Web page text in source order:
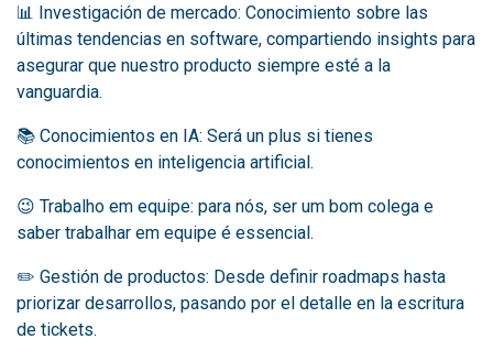
📊 Investigación de mercado: Conocimiento sobre las
últimas tendencias en software, compartiendo insights para
asegurar que nuestro producto siempre esté a la
vanguardia.
📚 Conocimientos en IA: Será un plus si tienes
conocimientos en inteligencia artificial.
😉 Trabalho em equipe: para nós, ser um bom colega e
saber trabalhar em equipe é essencial.
✏️ Gestión de productos: Desde definir roadmaps hasta
priorizar desarrollos, pasando por el detalle en la escritura
de tickets.